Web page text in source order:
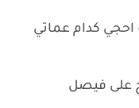
كدام عماتي
على فيصل